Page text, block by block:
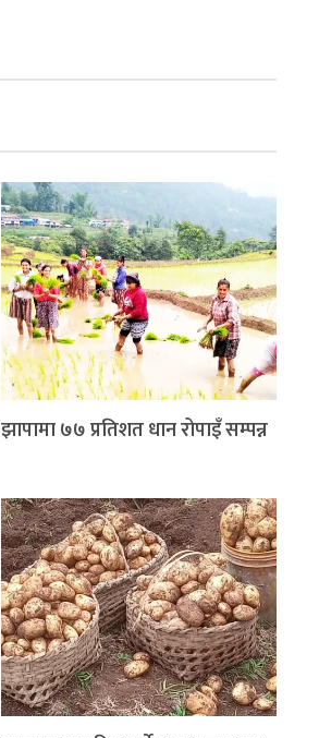
झापामा ७७ प्रतिशत धान रोपाइँ सम्पन्न